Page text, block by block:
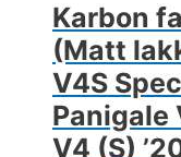
Karbon
(Matt
V4S
Panigale
V4 (S)